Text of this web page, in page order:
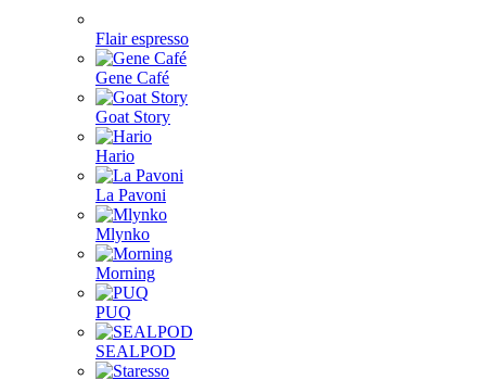
Flair espresso
Gene Café
Goat Story
Hario
La Pavoni
Mlynko
Morning
PUQ
SEALPOD